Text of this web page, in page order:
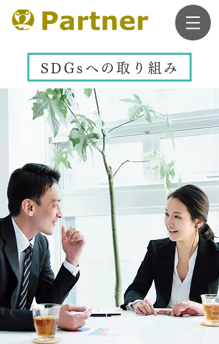
SDGsへの取り組み